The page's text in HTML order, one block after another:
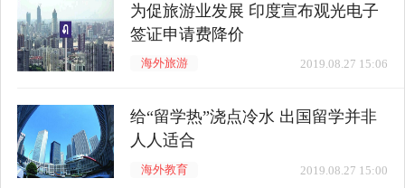
为促旅游业发展 印度宣布观光电子
签证申请费降价
2019.08.27 15:06
海外旅游
给“留学热”浇点冷水 出国留学并非
人人适合
2019.08.27 15:00
海外教育